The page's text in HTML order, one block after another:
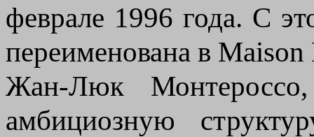
феврале 1996 года. С
переименована в
Жан-Люк Монтероссо,
амбициозную